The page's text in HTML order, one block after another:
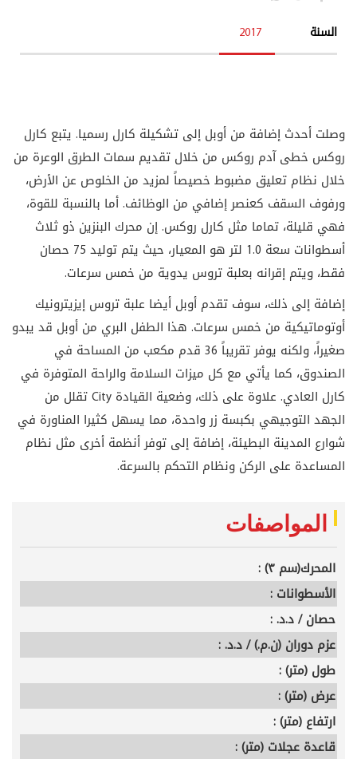
السنة 2017
وصلت أحدث إضافة من أوبل إلى تشكيلة كارل رسميا. يتبع كارل
روكس خطى آدم روكس من خلال تقديم سمات الطرق الوعرة من
خلال نظام تعليق مضبوط خصيصاً لمزيد من الخلوص عن الأرض،
ورفوف السقف كعنصر إضافي من الوظائف. أما بالنسبة للقوة،
فهي قليلة، تماما مثل كارل روكس. إن محرك البنزين ذو ثلاث
أسطوانات سعة 1.0 لتر هو المعيار، حيث يتم توليد 75 حصان
فقط، ويتم إقرانه بعلبة تروس يدوية من خمس سرعات.
إضافة إلى ذلك، سوف تقدم أوبل أيضا علبة تروس إيزيترونيك
أوتوماتيكية من خمس سرعات. هذا الطفل البري من أوبل قد يبدو
صغيراً، ولكنه يوفر تقريباً 36 قدم مكعب من المساحة في
الصندوق، كما يأتي مع كل ميزات السلامة والراحة المتوفرة في
كارل العادي. علاوة على ذلك، وضعية القيادة City تقلل من
الجهد التوجيهي بكبسة زر واحدة، مما يسهل كثيرا المناورة في
شوارع المدينة البطيئة، إضافة إلى توفر أنظمة أخرى مثل نظام
المساعدة على الركن ونظام التحكم بالسرعة.
المواصفات
المحرك(سم ٣) :
الأسطوانات :
حصان / د.د. :
عزم دوران (ن.م.) / د.د. :
طول (متر) :
عرض (متر) :
ارتفاع (متر) :
قاعدة عجلات (متر) :